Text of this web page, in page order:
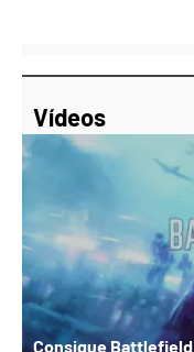
Vídeos
Consigue